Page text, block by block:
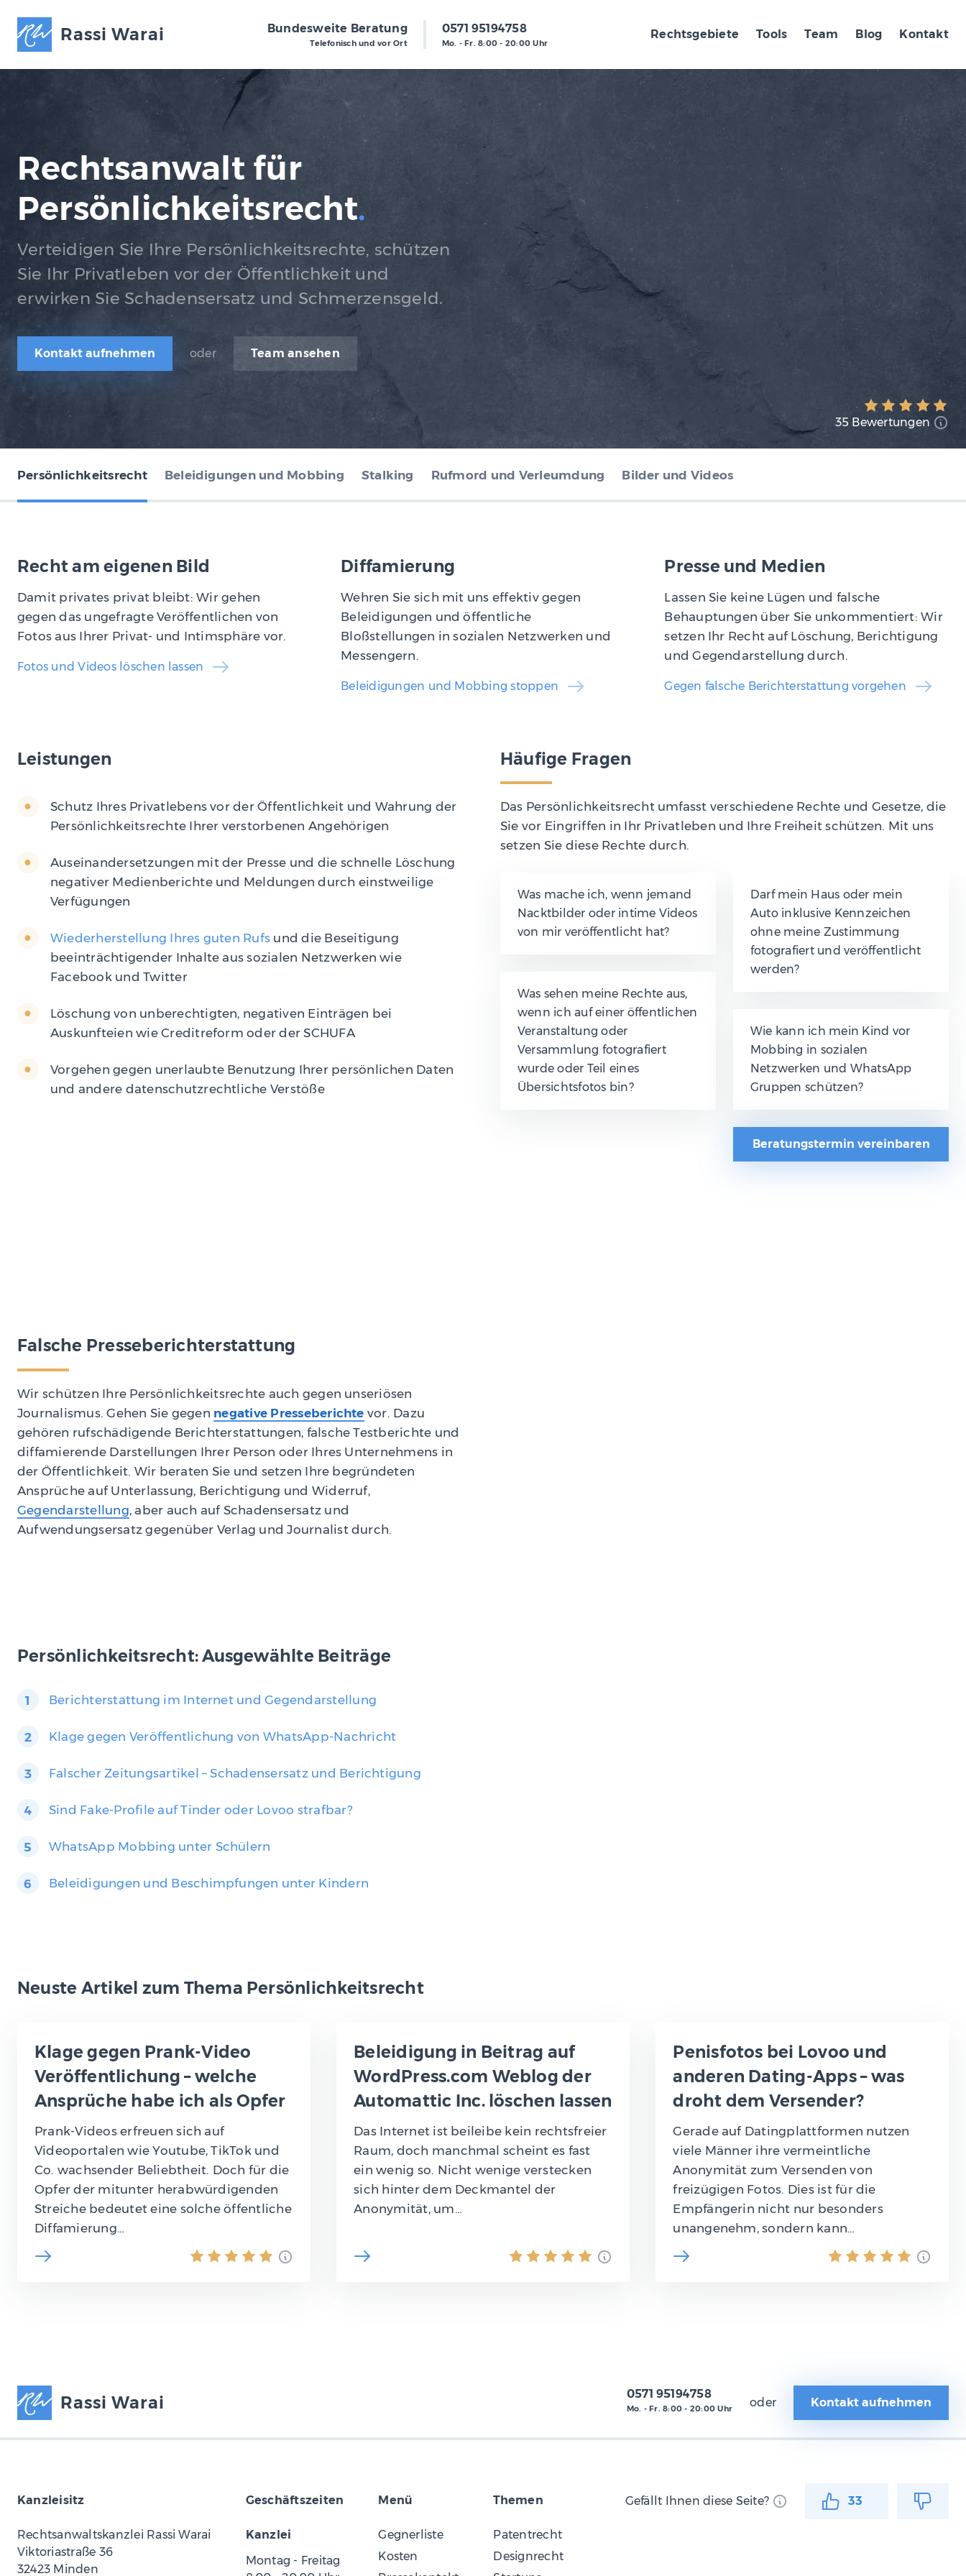
Rassi Warai Bundesweite Beratung
Telefonisch und vor Ort
0571 95194758
Mo. - Fr. 8:00 - 20:00 Uhr
Rechtsgebiete Tools Team Blog Kontakt
Rechtsanwalt für
Persönlichkeitsrecht.
Verteidigen Sie Ihre Persönlichkeitsrechte, schützen
Sie Ihr Privatleben vor der Öffentlichkeit und
erwirken Sie Schadensersatz und Schmerzensgeld.
Kontakt aufnehmen oder Team ansehen
35 Bewertungen
Persönlichkeitsrecht Beleidigungen und Mobbing Stalking Rufmord und Verleumdung Bilder und Videos
Recht am eigenen Bild
Damit privates privat bleibt: Wir gehen
gegen das ungefragte Veröffentlichen von
Fotos aus Ihrer Privat- und Intimsphäre vor.
Fotos und Videos löschen lassen
Diffamierung
Wehren Sie sich mit uns effektiv gegen
Beleidigungen und öffentliche
Bloßstellungen in sozialen Netzwerken und
Messengern.
Beleidigungen und Mobbing stoppen
Presse und Medien
Lassen Sie keine Lügen und falsche
Behauptungen über Sie unkommentiert: Wir
setzen Ihr Recht auf Löschung, Berichtigung
und Gegendarstellung durch.
Gegen falsche Berichterstattung vorgehen
Leistungen
Schutz Ihres Privatlebens vor der Öffentlichkeit und Wahrung der
Persönlichkeitsrechte Ihrer verstorbenen Angehörigen
Auseinandersetzungen mit der Presse und die schnelle Löschung
negativer Medienberichte und Meldungen durch einstweilige
Verfügungen
Wiederherstellung Ihres guten Rufs und die Beseitigung
beeinträchtigender Inhalte aus sozialen Netzwerken wie
Facebook und Twitter
Löschung von unberechtigten, negativen Einträgen bei
Auskunfteien wie Creditreform oder der SCHUFA
Vorgehen gegen unerlaubte Benutzung Ihrer persönlichen Daten
und andere datenschutzrechtliche Verstöße
Häufige Fragen
Das Persönlichkeitsrecht umfasst verschiedene Rechte und Gesetze, die
Sie vor Eingriffen in Ihr Privatleben und Ihre Freiheit schützen. Mit uns
setzen Sie diese Rechte durch.
Was mache ich, wenn jemand
Nacktbilder oder intime Videos
von mir veröffentlicht hat?
Was sehen meine Rechte aus,
wenn ich auf einer öffentlichen
Veranstaltung oder
Versammlung fotografiert
wurde oder Teil eines
Übersichtsfotos bin?
Darf mein Haus oder mein
Auto inklusive Kennzeichen
ohne meine Zustimmung
fotografiert und veröffentlicht
werden?
Wie kann ich mein Kind vor
Mobbing in sozialen
Netzwerken und WhatsApp
Gruppen schützen?
Beratungstermin vereinbaren
Falsche Presseberichterstattung
Wir schützen Ihre Persönlichkeitsrechte auch gegen unseriösen
Journalismus. Gehen Sie gegen negative Presseberichte vor. Dazu
gehören rufschädigende Berichterstattungen, falsche Testberichte und
diffamierende Darstellungen Ihrer Person oder Ihres Unternehmens in
der Öffentlichkeit. Wir beraten Sie und setzen Ihre begründeten
Ansprüche auf Unterlassung, Berichtigung und Widerruf,
Gegendarstellung, aber auch auf Schadensersatz und
Aufwendungsersatz gegenüber Verlag und Journalist durch.
Persönlichkeitsrecht: Ausgewählte Beiträge
Berichterstattung im Internet und Gegendarstellung
Klage gegen Veröffentlichung von WhatsApp-Nachricht
Falscher Zeitungsartikel – Schadensersatz und Berichtigung
Sind Fake-Profile auf Tinder oder Lovoo strafbar?
WhatsApp Mobbing unter Schülern
Beleidigungen und Beschimpfungen unter Kindern
Neuste Artikel zum Thema Persönlichkeitsrecht
Klage gegen Prank-Video
Veröffentlichung – welche
Ansprüche habe ich als Opfer
Prank-Videos erfreuen sich auf
Videoportalen wie Youtube, TikTok und
Co. wachsender Beliebtheit. Doch für die
Opfer der mitunter herabwürdigenden
Streiche bedeutet eine solche öffentliche
Diffamierung…
Beleidigung in Beitrag auf
WordPress.com Weblog der
Automattic Inc. löschen lassen
Das Internet ist beileibe kein rechtsfreier
Raum, doch manchmal scheint es fast
ein wenig so. Nicht wenige verstecken
sich hinter dem Deckmantel der
Anonymität, um…
Penisfotos bei Lovoo und
anderen Dating-Apps – was
droht dem Versender?
Gerade auf Datingplattformen nutzen
viele Männer ihre vermeintliche
Anonymität zum Versenden von
freizügigen Fotos. Dies ist für die
Empfängerin nicht nur besonders
unangenehm, sondern kann…
Rassi Warai 0571 95194758
Mo. - Fr. 8:00 - 20:00 Uhr oder Kontakt aufnehmen
Kanzleisitz
Rechtsanwaltskanzlei Rassi Warai
Viktoriastraße 36
32423 Minden
Geschäftszeiten
Kanzlei
Montag - Freitag
Menü
Gegnerliste
Kosten
Themen
Patentrecht
Designrecht
Gefällt Ihnen diese Seite? 33